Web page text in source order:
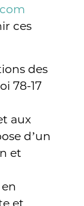
ces
des
78-17
aux
d’un
et